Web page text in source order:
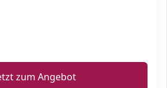
zum Angebot